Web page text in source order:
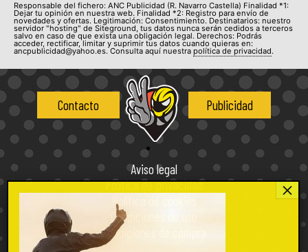
Responsable del fichero: ANC Publicidad (R. Navarro Castella) Finalidad *1:
Dejar tu opinión en nuestra web. Finalidad *2: Registro para envío de
novedades y ofertas. Legitimación: Consentimiento. Destinatarios: nuestro
servidor "hosting" de Siteground, tus datos nunca serán cedidos a terceros
salvo en caso de que exista una obligación legal. Derechos: Podrás
acceder, rectificar, limitar y suprimir tus datos cuando quieras en:
ancpublicidad@yahoo.es. Consulta aquí nuestra política de privacidad.
Contacto Publicidad
Aviso legal
Política de privacidad
Política de cookies
Condiciones de uso
Condiciones de compra